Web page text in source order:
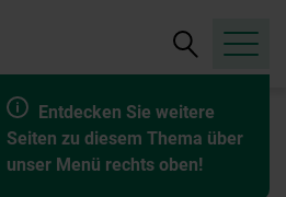
Entdecken Sie weitere
Seiten zu diesem Thema über
unser Menü rechts oben!
Suche
öffnen